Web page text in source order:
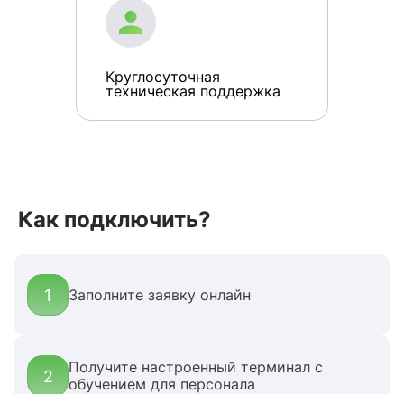
Круглосуточная
техническая поддержка
Как подключить?
1 Заполните заявку онлайн
2
Получите настроенный терминал с
обучением для персонала